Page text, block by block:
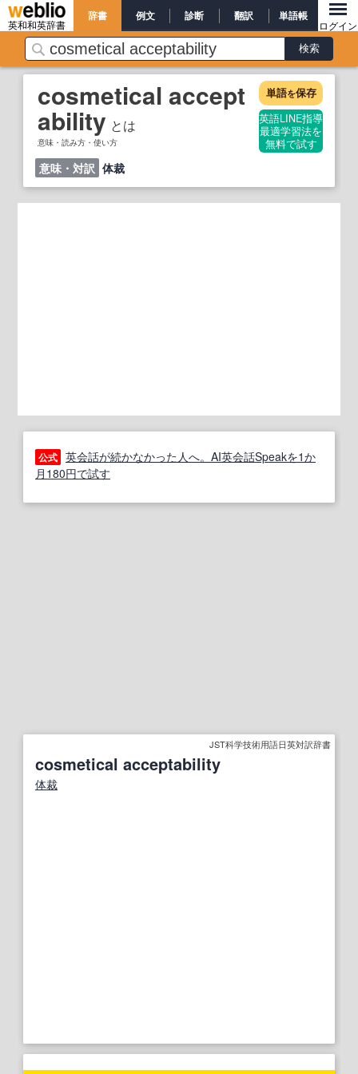
英和和英辞書
辞書 例文 診断 翻訳 単語帳
ログイン
cosmetical accept
ability とは
意味・読み方・使い方
単語を保存
英語LINE指導
最適学習法を
無料で試す
意味・対訳 体裁
公式 英会話が続かなかった人へ。AI英会話Speakを1か
月180円で試す
JST科学技術用語日英対訳辞書
cosmetical acceptability
体裁